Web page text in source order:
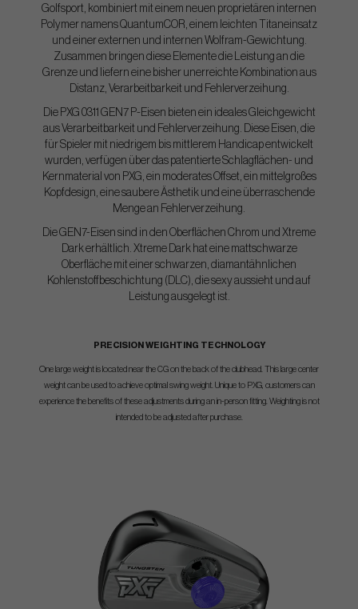
Golfsport, kombiniert mit einem neuen proprietären internen
Polymer namens QuantumCOR, einem leichten Titaneinsatz
und einer externen und internen Wolfram-Gewichtung.
Zusammen bringen diese Elemente die Leistung an die
Grenze und liefern eine bisher unerreichte Kombination aus
Distanz, Verarbeitbarkeit und Fehlerverzeihung.
Die PXG 0311 GEN7 P-Eisen bieten ein ideales Gleichgewicht
aus Verarbeitbarkeit und Fehlerverzeihung. Diese Eisen, die
für Spieler mit niedrigem bis mittlerem Handicap entwickelt
wurden, verfügen über das patentierte Schlagflächen- und
Kernmaterial von PXG, ein moderates Offset, ein mittelgroßes
Kopfdesign, eine saubere Ästhetik und eine überraschende
Menge an Fehlerverzeihung.
Die GEN7-Eisen sind in den Oberflächen Chrom und Xtreme
Dark erhältlich. Xtreme Dark hat eine mattschwarze
Oberfläche mit einer schwarzen, diamantähnlichen
Kohlenstoffbeschichtung (DLC), die sexy aussieht und auf
Leistung ausgelegt ist.
PRECISION WEIGHTING TECHNOLOGY
One large weight is located near the CG on the back of the clubhead. This large center
weight can be used to achieve optimal swing weight. Unique to PXG, customers can
experience the benefits of these adjustments during an in-person fitting. Weighting is not
intended to be adjusted after purchase.